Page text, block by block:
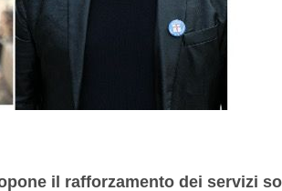
il rafforzamento dei servizi